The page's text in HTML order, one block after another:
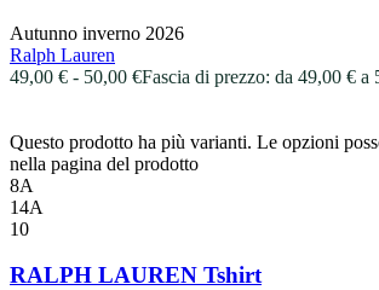
Autunno inverno 2026
Ralph Lauren
49,00 € - 50,00 €Fascia di prezzo: da 49,00 € a
Questo prodotto ha più varianti. Le opzioni
nella pagina del prodotto
8A
14A
10
RALPH LAUREN Tshirt